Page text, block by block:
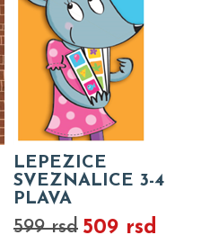
LEPEZICE
SVEZNALICE 3-4
PLAVA
599 rsd 509 rsd